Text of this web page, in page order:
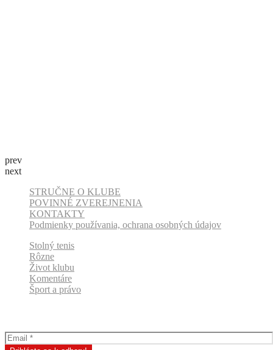
prev
next
STRUČNE O KLUBE
POVINNÉ ZVEREJNENIA
KONTAKTY
Podmienky používania, ochrana osobných údajov
Stolný tenis
Rôzne
Život klubu
Komentáre
Šport a právo